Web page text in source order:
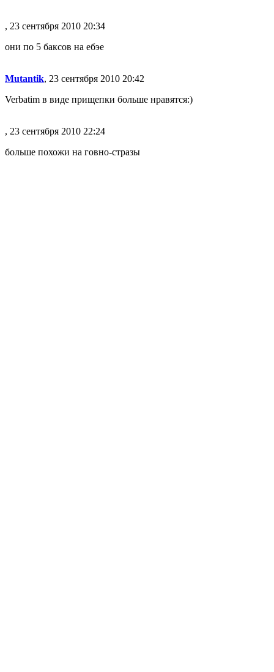
, 23 сентября 2010 20:34
они по 5 баксов на ебэе
Mutantik, 23 сентября 2010 20:42
Verbatim в виде прищепки больше нравятся:)
, 23 сентября 2010 22:24
больше похожи на говно-стразы